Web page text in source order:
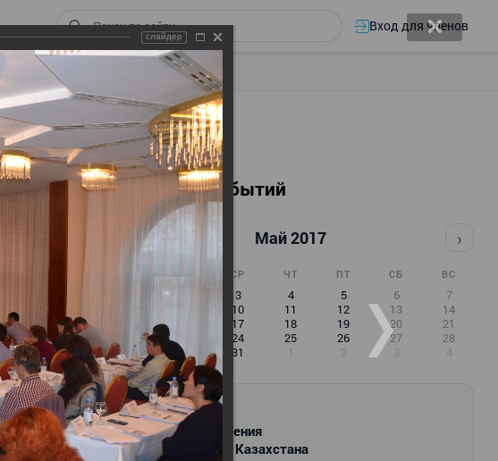
Вход для членов
Календарь событий
Май 2017 ›
СР ЧТ ПТ СБ ВС
3 4 5 6
7
10 11 12 13
14
17 18 19 20
21
24 25 26 27
28
29
30 31 1 2 3 4
РАССЫЛКА
Новости и изменения
для бухгалтеров Казахстана
слайдер